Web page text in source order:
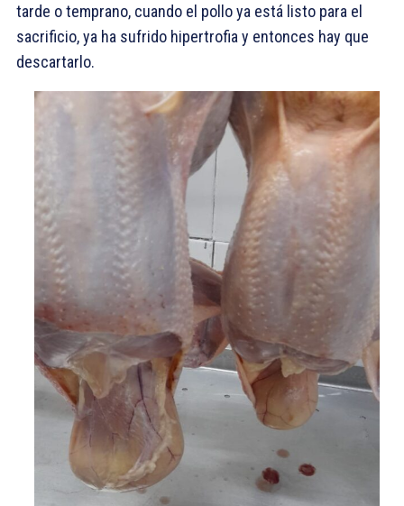
tarde o temprano, cuando el pollo ya está listo para el
sacrificio, ya ha sufrido hipertrofia y entonces hay que
descartarlo.